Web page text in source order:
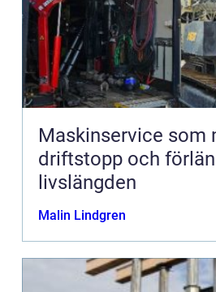
Maskinservice som
driftstopp och
livslängden
Malin Lindgren